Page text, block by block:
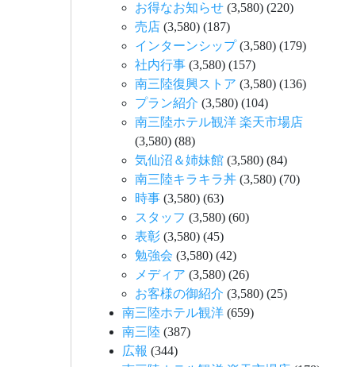
お得なお知らせ (3,580) (220)
売店 (3,580) (187)
インターンシップ(3,580) (179)
社内行事 (3,580) (157)
南三陸復興ストア (3,580) (136)
プラン紹介 (3,580) (104)
南三陸ホテル観洋 楽天市場店
(3,580) (88)
気仙沼＆姉妹館 (3,580) (84)
南三陸キラキラ丼 (3,580) (70)
時事 (3,580) (63)
スタッフ (3,580) (60)
表彰 (3,580) (45)
勉強会 (3,580) (42)
メディア (3,580) (26)
お客様の御紹介 (3,580) (25)
南三陸ホテル観洋 (659)
南三陸 (387)
広報 (344)